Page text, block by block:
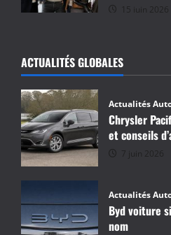
15 juin 2026
ACTUALITÉS GLOBALES
Actualités
Chrysler
et conseils
7 juin 2026
Actualités
Byd voiture
nom